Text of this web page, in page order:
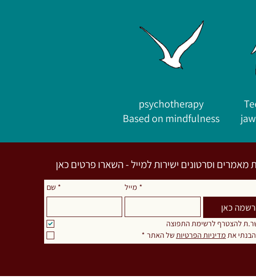
psychotherapy
Based on mindfulness
מאמרים וסרטונים ישירות למייל - השארו פרטים כאן
שם * מייל *
כאן
להצטרף לרשימת התפוצה
את מדיניות הפרטיות של האתר *